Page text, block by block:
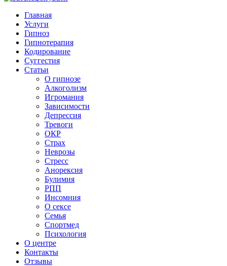
Главная
Услуги
Гипноз
Гипнотерапия
Кодирование
Суггестия
Статьи
О гипнозе
Алкоголизм
Игромания
Зависимости
Депрессия
Тревоги
ОКР
Страх
Неврозы
Стресс
Анорексия
Булимия
РПП
Инсомния
О сексе
Семья
Спортмед
Психология
О центре
Контакты
Отзывы